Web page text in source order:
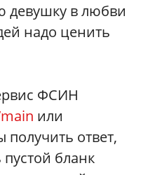
девушку в любви
надо ценить
ФСИН
или
ответ,
бланк